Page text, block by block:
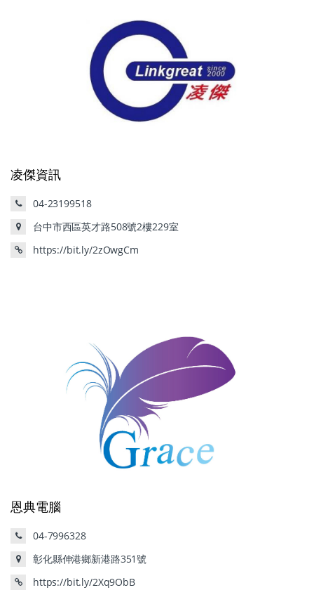
凌傑資訊
04-23199518
台中市西區英才路508號2樓229室
https://bit.ly/2zOwgCm
恩典電腦
04-7996328
彰化縣伸港鄉新港路351號
https://bit.ly/2Xq9ObB